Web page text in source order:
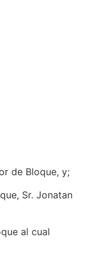
de Bloque, y;
Sr. Jonatan
al cual